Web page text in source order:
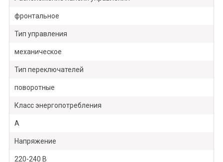
фронтальное
Тип управления
механическое
Тип переключателей
поворотные
Класс энергопотребления
А
Напряжение
220-240 В